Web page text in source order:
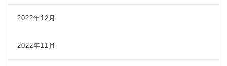
2022年12月
2022年11月